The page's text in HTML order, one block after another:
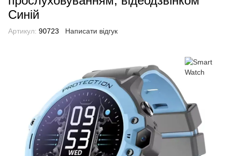
Синій
Артикул: 90723 Написати відгук